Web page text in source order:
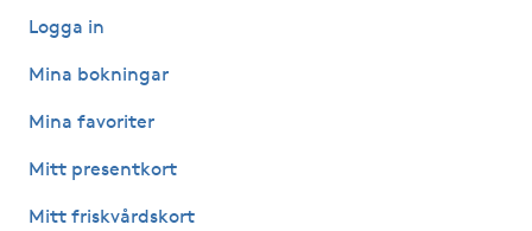
Hot yoga
Hudföryngring
Hudvård
Logga in
Mina bokningar
Mina favoriter
Mitt presentkort
Mitt friskvårdskort